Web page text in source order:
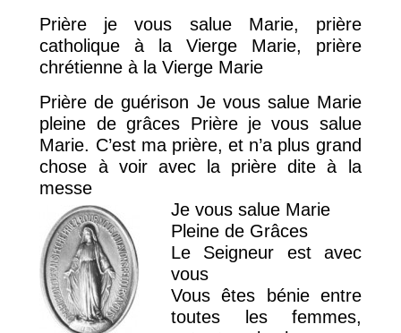
Prière je vous salue Marie, prière
catholique à la Vierge Marie, prière
chrétienne à la Vierge Marie
Prière de guérison Je vous salue Marie
pleine de grâces Prière je vous salue
Marie. C’est ma prière, et n’a plus grand
chose à voir avec la prière dite à la
messe
Je vous salue Marie
Pleine de Grâces
Le Seigneur est avec
vous
Vous êtes bénie entre
toutes les femmes,